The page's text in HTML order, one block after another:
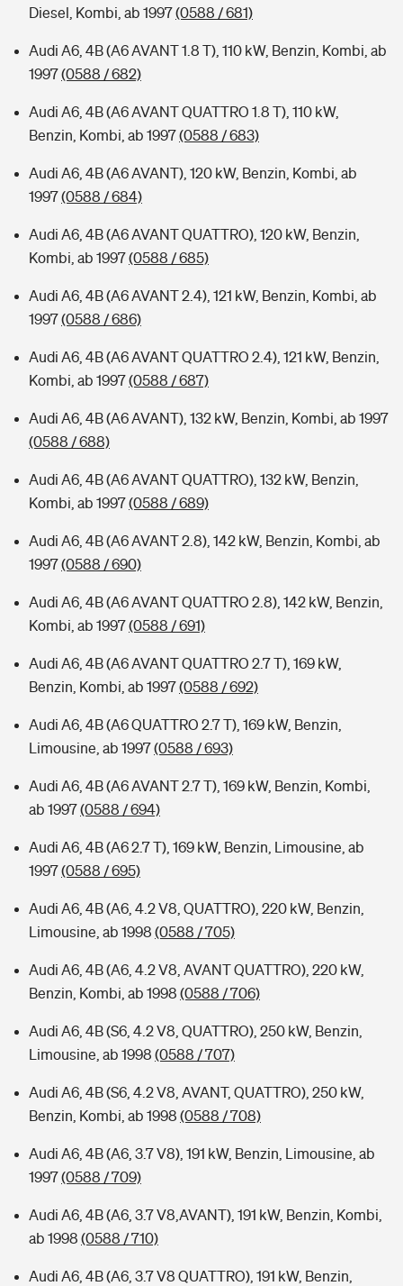
Diesel, Kombi, ab 1997(0588 / 681)
Audi A6, 4B (A6 AVANT 1.8 T), 110 kW, Benzin, Kombi, ab
1997(0588 / 682)
Audi A6, 4B (A6 AVANT QUATTRO 1.8 T), 110 kW,
Benzin, Kombi, ab 1997(0588 / 683)
Audi A6, 4B (A6 AVANT), 120 kW, Benzin, Kombi, ab
1997(0588 / 684)
Audi A6, 4B (A6 AVANT QUATTRO), 120 kW, Benzin,
Kombi, ab 1997(0588 / 685)
Audi A6, 4B (A6 AVANT 2.4), 121 kW, Benzin, Kombi, ab
1997(0588 / 686)
Audi A6, 4B (A6 AVANT QUATTRO 2.4), 121 kW, Benzin,
Kombi, ab 1997(0588 / 687)
Audi A6, 4B (A6 AVANT), 132 kW, Benzin, Kombi, ab 1997
(0588 / 688)
Audi A6, 4B (A6 AVANT QUATTRO), 132 kW, Benzin,
Kombi, ab 1997(0588 / 689)
Audi A6, 4B (A6 AVANT 2.8), 142 kW, Benzin, Kombi, ab
1997(0588 / 690)
Audi A6, 4B (A6 AVANT QUATTRO 2.8), 142 kW, Benzin,
Kombi, ab 1997(0588 / 691)
Audi A6, 4B (A6 AVANT QUATTRO 2.7 T), 169 kW,
Benzin, Kombi, ab 1997(0588 / 692)
Audi A6, 4B (A6 QUATTRO 2.7 T), 169 kW, Benzin,
Limousine, ab 1997(0588 / 693)
Audi A6, 4B (A6 AVANT 2.7 T), 169 kW, Benzin, Kombi,
ab 1997(0588 / 694)
Audi A6, 4B (A6 2.7 T), 169 kW, Benzin, Limousine, ab
1997(0588 / 695)
Audi A6, 4B (A6, 4.2 V8, QUATTRO), 220 kW, Benzin,
Limousine, ab 1998 (0588 / 705)
Audi A6, 4B (A6, 4.2 V8, AVANT QUATTRO), 220 kW,
Benzin, Kombi, ab 1998 (0588 / 706)
Audi A6, 4B (S6, 4.2 V8, QUATTRO), 250 kW, Benzin,
Limousine, ab 1998 (0588 / 707)
Audi A6, 4B (S6, 4.2 V8, AVANT, QUATTRO), 250 kW,
Benzin, Kombi, ab 1998 (0588 / 708)
Audi A6, 4B (A6, 3.7 V8), 191 kW, Benzin, Limousine, ab
1997(0588 / 709)
Audi A6, 4B (A6, 3.7 V8,AVANT), 191 kW, Benzin, Kombi,
ab 1998 (0588 / 710)
Audi A6, 4B (A6, 3.7 V8 QUATTRO), 191 kW, Benzin,